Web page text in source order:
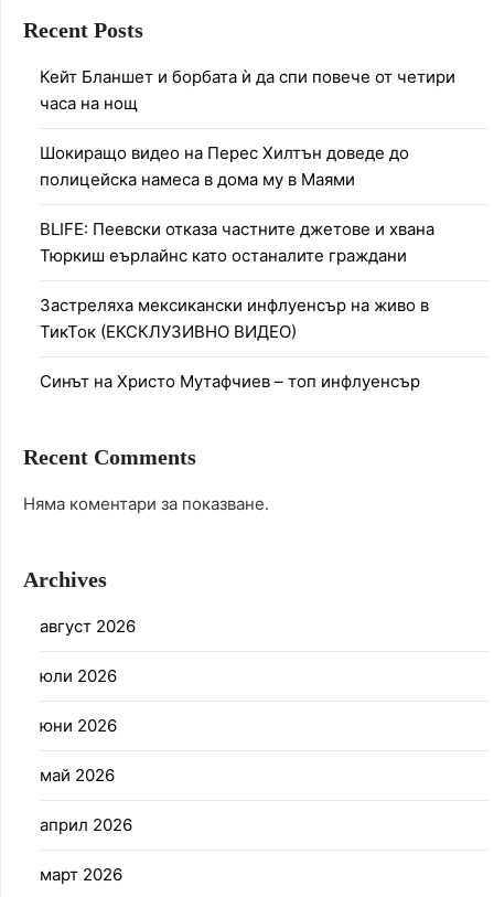
Recent Posts
Кейт Бланшет и борбата ѝ да спи повече от четири
часа на нощ
Шокиращо видео на Перес Хилтън доведе до
полицейска намеса в дома му в Маями
BLIFE: Пеевски отказа частните джетове и хвана
Тюркиш еърлайнс като останалите граждани
Застреляха мексикански инфлуенсър на живо в
ТикТок (ЕКСКЛУЗИВНО ВИДЕО)
Синът на Христо Мутафчиев – топ инфлуенсър
Recent Comments
Няма коментари за показване.
Archives
август 2026
юли 2026
юни 2026
май 2026
април 2026
март 2026